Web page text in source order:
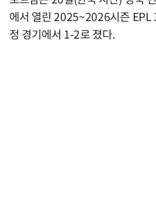
에서 열린 2025~2026시즌 EPL
정 경기에서 1-2로 졌다.